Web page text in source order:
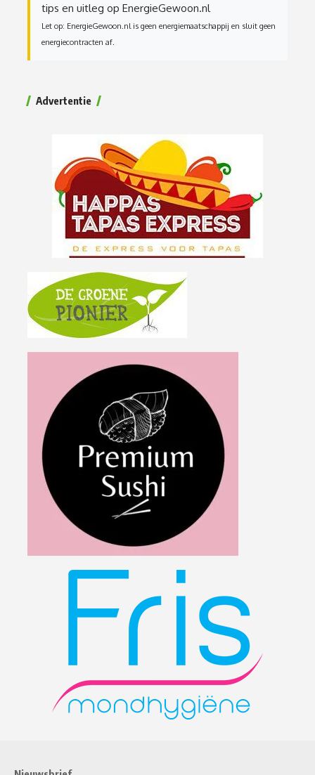
tips en uitleg op EnergieGewoon.nl
Let op: EnergieGewoon.nl is geen energiemaatschappij en sluit geen
energiecontracten af.
Advertentie